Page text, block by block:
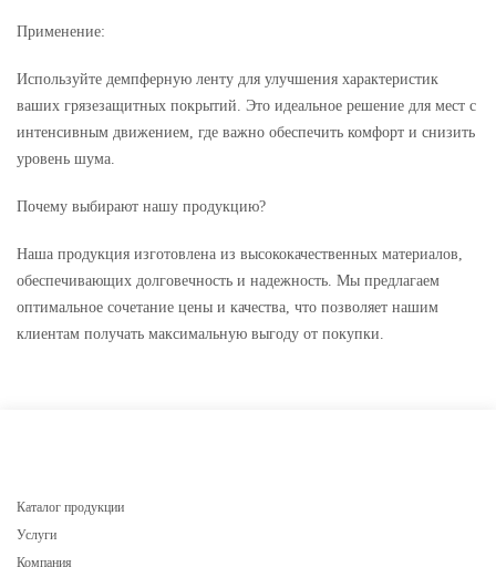
Применение:
Используйте демпферную ленту для улучшения характеристик
ваших грязезащитных покрытий. Это идеальное решение для мест с
интенсивным движением, где важно обеспечить комфорт и снизить
уровень шума.
Почему выбирают нашу продукцию?
Наша продукция изготовлена из высококачественных материалов,
обеспечивающих долговечность и надежность. Мы предлагаем
оптимальное сочетание цены и качества, что позволяет нашим
клиентам получать максимальную выгоду от покупки.
Каталог продукции
Услуги
Компания